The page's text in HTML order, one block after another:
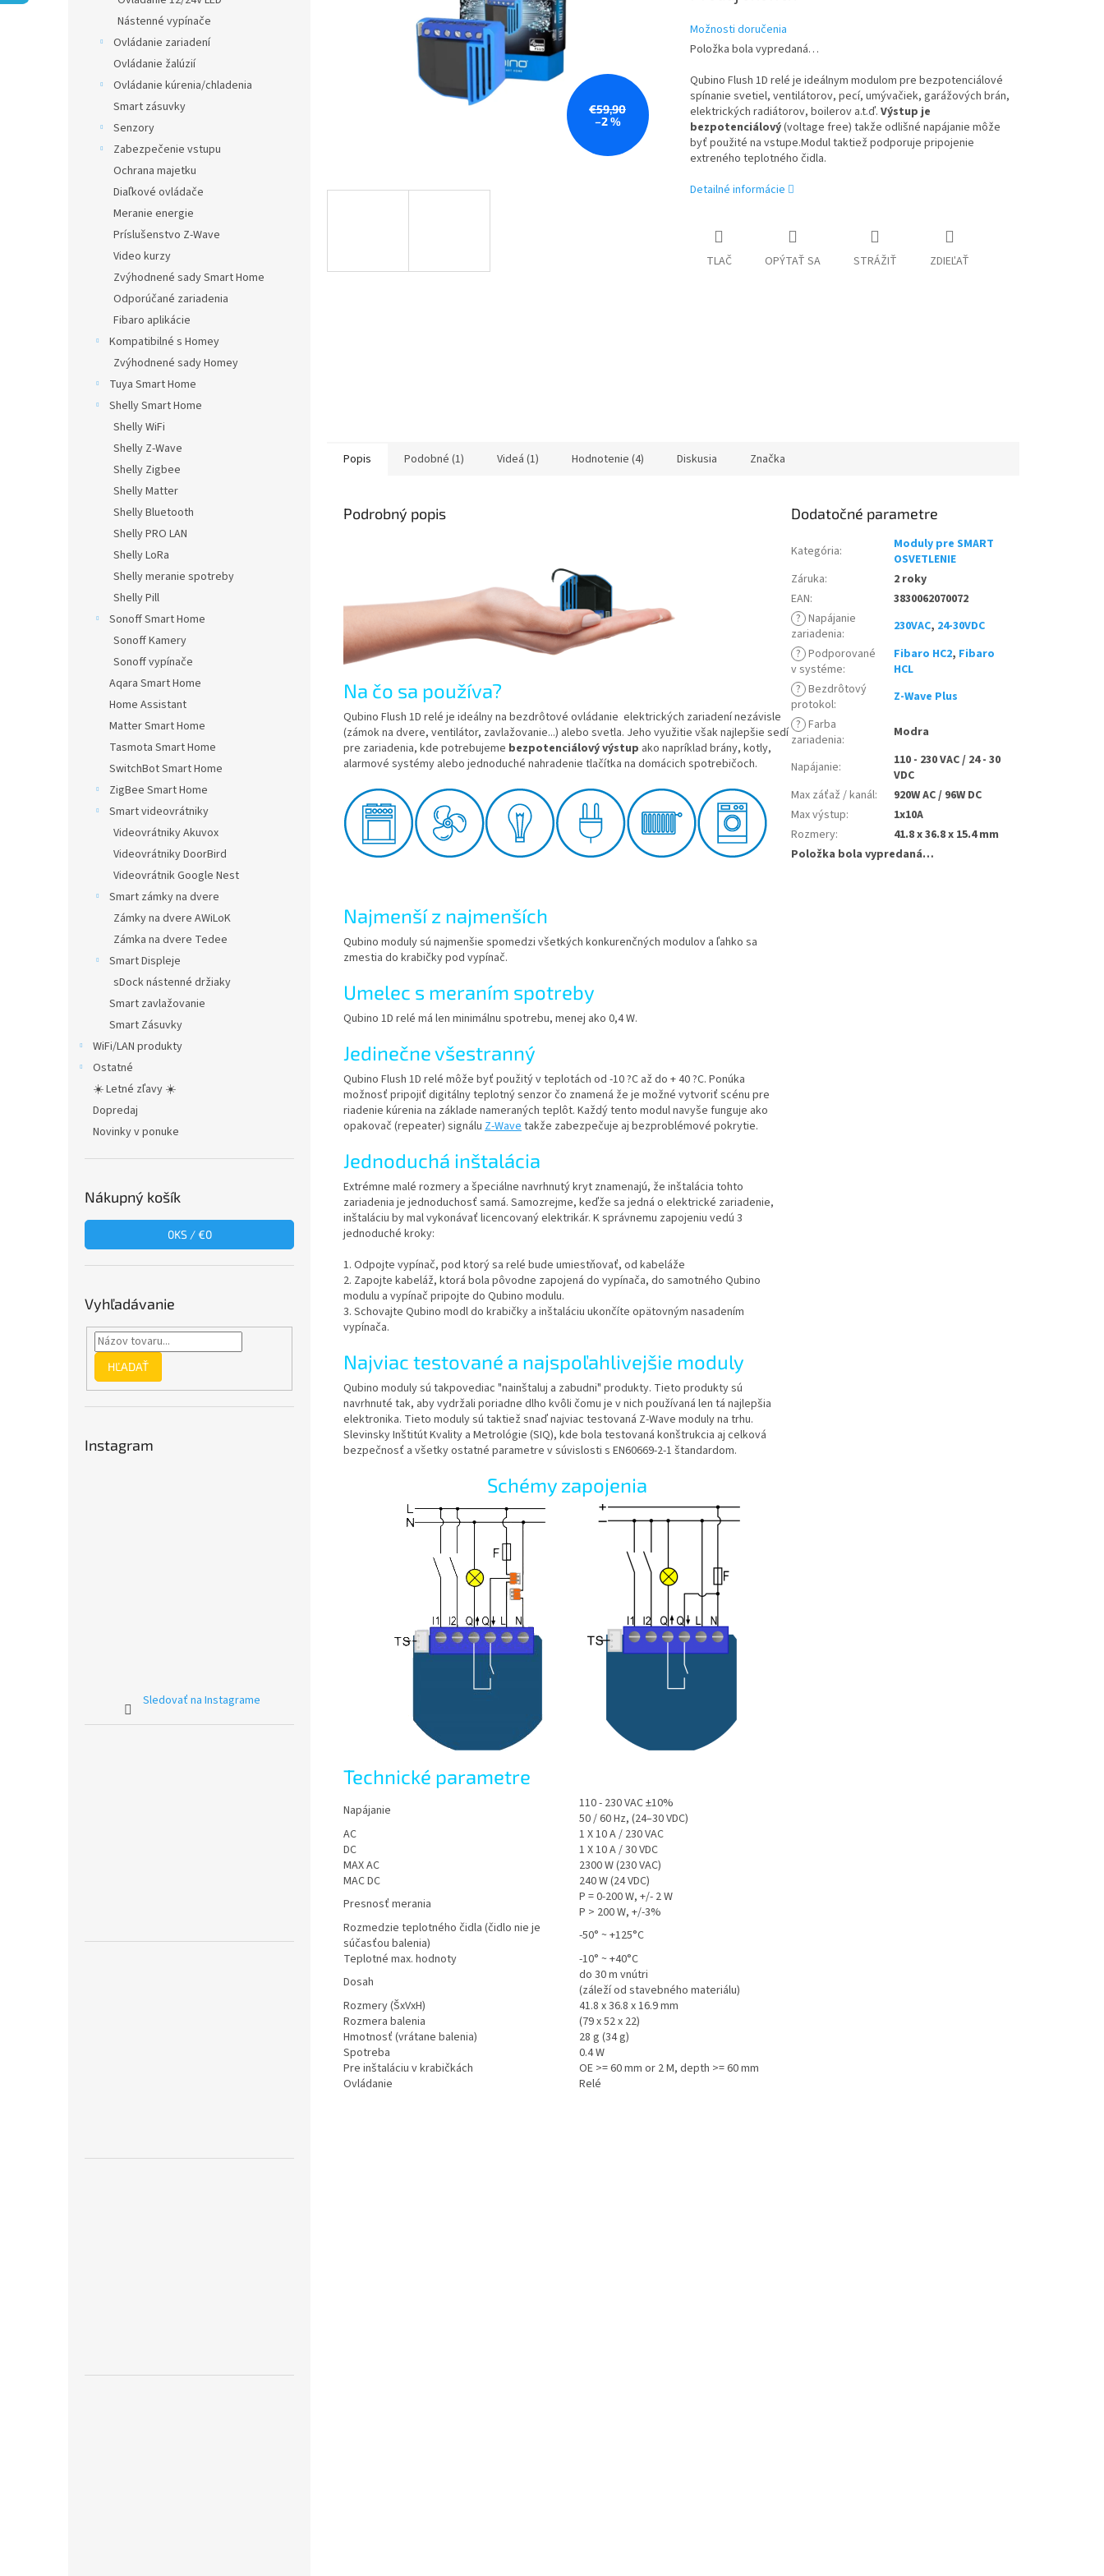
Nástenné vypínače
Ovládanie zariadení
Ovládanie žalúzií
Ovládanie kúrenia/chladenia
Smart zásuvky
Senzory
Zabezpečenie vstupu
Ochrana majetku
Diaľkové ovládače
Meranie energie
Príslušenstvo Z-Wave
Video kurzy
Zvýhodnené sady Smart Home
Odporúčané zariadenia
Fibaro aplikácie
Kompatibilné s Homey
Zvýhodnené sady Homey
Tuya Smart Home
Shelly Smart Home
Shelly WiFi
Shelly Z-Wave
Shelly Zigbee
Shelly Matter
Shelly Bluetooth
Shelly PRO LAN
Shelly LoRa
Shelly meranie spotreby
Shelly Pill
Sonoff Smart Home
Sonoff Kamery
Sonoff vypínače
Aqara Smart Home
Home Assistant
Matter Smart Home
Tasmota Smart Home
SwitchBot Smart Home
ZigBee Smart Home
Smart videovrátniky
Videovrátniky Akuvox
Videovrátniky DoorBird
Videovrátnik Google Nest
Smart zámky na dvere
Zámky na dvere AWiLoK
Zámka na dvere Tedee
Smart Displeje
sDock nástenné držiaky
Smart zavlažovanie
Smart Zásuvky
WiFi/LAN produkty
Ostatné
☀️ Letné zľavy ☀️
Dopredaj
Novinky v ponuke
Nákupný košík
0KS /€0
Vyhľadávanie
HĽADAŤ
Instagram
Sledovať na Instagrame
€59,90
–2 %
Možnosti doručenia
Položka bola vypredaná…
Qubino Flush 1D relé je ideálnym modulom pre bezpotenciálové
spínanie svetiel, ventilátorov, pecí, umývačiek, garážových brán,
elektrických radiátorov, boilerov a.t.ď. Výstup je
bezpotenciálový(voltage free) takže odlišné napájanie môže
byť použité na vstupe.Modul taktiež podporuje pripojenie
extreného teplotného čidla.
Detailné informácie
TLAČ OPÝTAŤ SA STRÁŽIŤ ZDIEĽAŤ
Popis Podobné (1) Videá (1) Hodnotenie (4) Diskusia Značka
Podrobný popis
Na čo sa používa?
Qubino Flush 1D relé je ideálny na bezdrôtové ovládanie elektrických zariadení nezávisle
(zámok na dvere, ventilátor, zavlažovanie...) alebo svetla. Jeho využitie však najlepšie sedí
pre zariadenia, kde potrebujeme bezpotenciálový výstup ako napríklad brány, kotly,
alarmové systémy alebo jednoduché nahradenie tlačítka na domácich spotrebičoch.
Najmenší z najmenších
Qubino moduly sú najmenšie spomedzi všetkých konkurenčných modulov a ľahko sa
zmestia do krabičky pod vypínač.
Umelec s meraním spotreby
Qubino 1D relé má len minimálnu spotrebu, menej ako 0,4 W.
Jedinečne všestranný
Qubino Flush 1D relé môže byť použitý v teplotách od -10 ?C až do + 40 ?C. Ponúka
možnosť pripojiť digitálny teplotný senzor čo znamená že je možné vytvoriť scénu pre
riadenie kúrenia na základe nameraných teplôt. Každý tento modul navyše funguje ako
opakovač (repeater) signálu Z-Wave takže zabezpečuje aj bezproblémové pokrytie.
Jednoduchá inštalácia
Extrémne malé rozmery a špeciálne navrhnutý kryt znamenajú, že inštalácia tohto
zariadenia je jednoduchosť samá. Samozrejme, keďže sa jedná o elektrické zariadenie,
inštaláciu by mal vykonávať licencovaný elektrikár. K správnemu zapojeniu vedú 3
jednoduché kroky:
1. Odpojte vypínač, pod ktorý sa relé bude umiestňovať, od kabeláže
2. Zapojte kabeláž, ktorá bola pôvodne zapojená do vypínača, do samotného Qubino
modulu a vypínač pripojte do Qubino modulu.
3. Schovajte Qubino modl do krabičky a inštaláciu ukončíte opätovným nasadením
vypínača.
Najviac testované a najspoľahlivejšie moduly
Qubino moduly sú takpovediac "nainštaluj a zabudni" produkty. Tieto produkty sú
navrhnuté tak, aby vydržali poriadne dlho kvôli čomu je v nich používaná len tá najlepšia
elektronika. Tieto moduly sú taktiež snaď najviac testovaná Z-Wave moduly na trhu.
Slevinsky Inštitút Kvality a Metrológie (SIQ), kde bola testovaná konštrukcia aj celková
bezpečnosť a všetky ostatné parametre v súvislosti s EN60669-2-1 štandardom.
Schémy zapojenia
Technické parametre
Napájanie
110 - 230 VAC ±10%
50 / 60 Hz, (24–30 VDC)
AC
1 X 10 A / 230 VAC
DC
1 X 10 A / 30 VDC
MAX AC
2300 W (230 VAC)
MAC DC
240 W (24 VDC)
Presnosť merania
P = 0-200 W, +/- 2 W
P > 200 W, +/-3%
Rozmedzie teplotného čidla (čidlo nie je
súčasťou balenia)
-50° ~ +125°C
Teplotné max. hodnoty
-10° ~ +40°C
Dosah
do 30 m vnútri
(záleží od stavebného materiálu)
Rozmery (ŠxVxH)
41.8 x 36.8 x 16.9 mm
Rozmera balenia
(79 x 52 x 22)
Hmotnosť (vrátane balenia)
28 g (34 g)
Spotreba
0.4 W
Pre inštaláciu v krabičkách
OE >= 60 mm or 2 M, depth >= 60 mm
Ovládanie
Relé
Dodatočné parametre
Kategória:
Moduly pre SMART
OSVETLENIE
Záruka:
2 roky
EAN:
3830062070072
? Napájanie
zariadenia: 230VAC, 24-30VDC
? Podporované
v systéme:
Fibaro HC2, Fibaro
HCL
? Bezdrôtový
protokol:
Z-Wave Plus
? Farba
zariadenia: Modra
Napájanie:
110 - 230 VAC / 24 - 30
VDC
Max záťaž / kanál:
920W AC / 96W DC
Max výstup:
1x10A
Rozmery:
41.8 x 36.8 x 15.4 mm
Položka bola vypredaná…